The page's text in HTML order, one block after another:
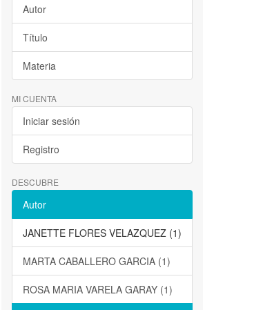
Autor
Título
Materia
MI CUENTA
Iniciar sesión
Registro
DESCUBRE
Autor
JANETTE FLORES VELAZQUEZ (1)
MARTA CABALLERO GARCIA (1)
ROSA MARIA VARELA GARAY (1)